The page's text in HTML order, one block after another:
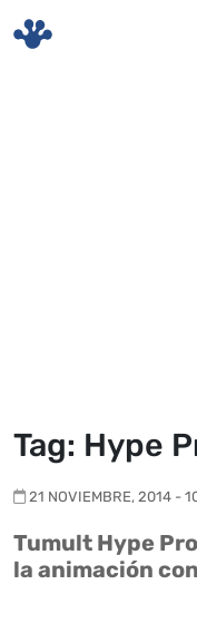
Tag: Hype
21 NOVIEMBRE, 2014 -
Tumult Hype
la animación